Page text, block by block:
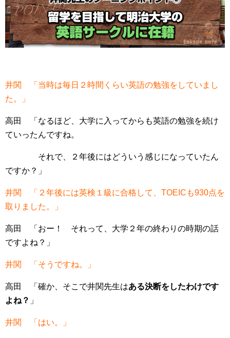
井関 「当時は毎日２時間くらい英語の勉強をしていまし
た。」
高田 「なるほど、大学に入ってからも英語の勉強を続け
ていったんですね。
それで、２年後にはどういう感じになっていたん
ですか？」
井関 「２年後には英検１級に合格して、TOEICも930点を
取りました。」
高田 「おー！ それって、大学２年の終わりの時期の話
ですよね？」
井関 「そうですね。」
高田 「確か、そこで井関先生はある決断をしたわけです
よね？ 」
井関 「はい。」